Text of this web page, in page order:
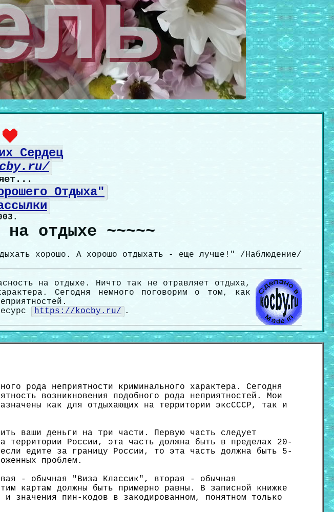
Сердец
Отдыха"
на отдыхе ~~~~~
хорошо. А хорошо отдыхать - еще лучше!" /Наблюдение/
на отдыхе. Ничто так не отравляет отдыха,
Сегодня немного поговорим о том, как
https://kocby.ru/ .
рода неприятности криминального характера. Сегодня
возникновения подобного рода неприятностей. Мои
как для отдыхающих на территории эксСССР, так и
ваши деньги на три части. Первую часть следует
территории России, эта часть должна быть в пределах 20-
едите за границу России, то эта часть должна быть 5-
проблем.
- обычная "Виза Классик", вторая - обычная
картам должны быть примерно равны. В записной книжке
значения пин-кодов в закодированном, понятном только